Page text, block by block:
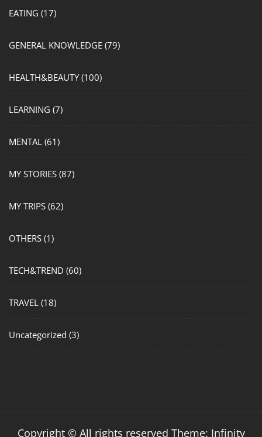
EATING (17)
GENERAL KNOWLEDGE (79)
HEALTH&BEAUTY(100)
LEARNING (7)
MENTAL (61)
MY STORIES (87)
MY TRIPS (62)
OTHERS (1)
TECH&TREND (60)
TRAVEL (18)
Uncategorized (3)
Copyright © All rights reserved Theme: Infinity